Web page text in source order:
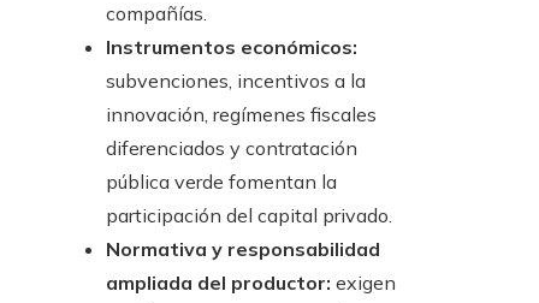
compañías.
Instrumentos económicos:
subvenciones, incentivos a la
innovación, regímenes fiscales
diferenciados y contratación
pública verde fomentan la
participación del capital privado.
Normativa y responsabilidad
ampliada del productor: exigen